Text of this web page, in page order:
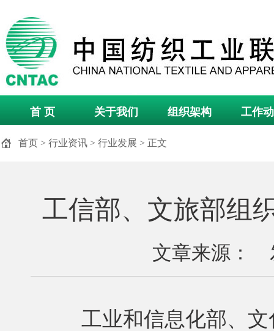
首 页 关于我们 组织架构 工作
首页 > 行业资讯 > 行业发展 > 正文
工信部、文旅部组
文章来源：
工业和信息化部、文